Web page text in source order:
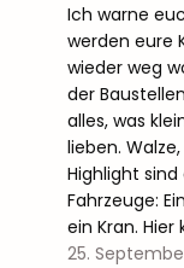
Ich warne
werden eure
wieder weg
der
alles, was
lieben.
Highlight
Fahrzeuge:
ein Kran.
25.